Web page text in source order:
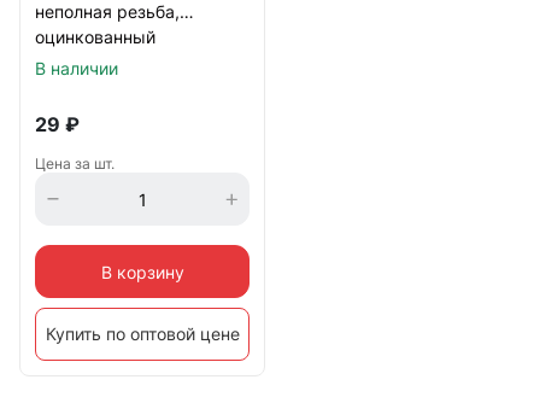
неполная резьба,
оцинкованный
В наличии
29 ₽
Цена за шт.
В корзину
Купить по оптовой цене